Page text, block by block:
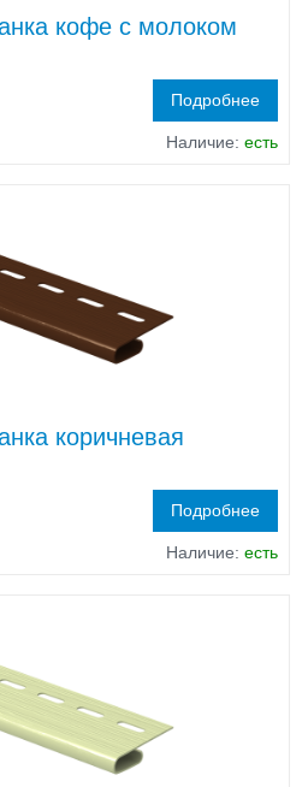
кофе с молоком
Подробнее
Наличие: есть
коричневая
Подробнее
Наличие: есть